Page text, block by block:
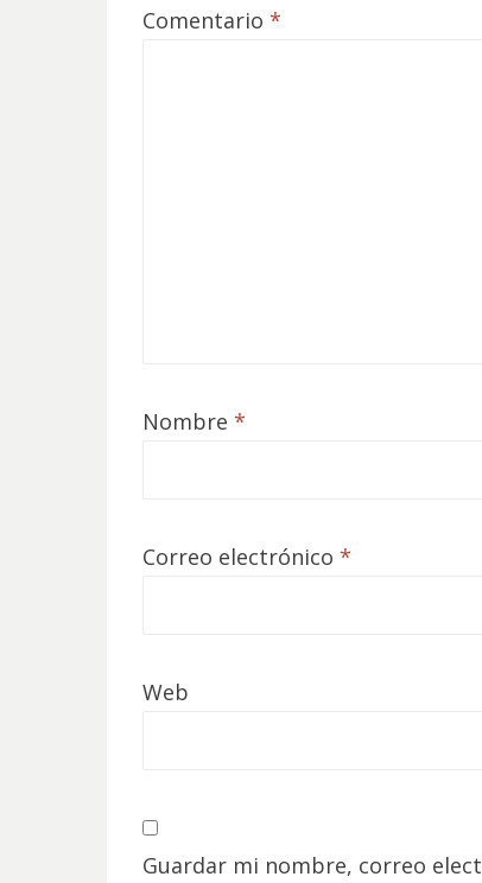
Comentario *
Nombre *
Correo electrónico *
Web
Guardar mi nombre, correo